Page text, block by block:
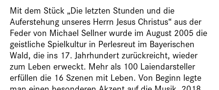
Mit dem Stück „Die letzten Stunden und die
Auferstehung unseres Herrn Jesus Christus“ aus der
Feder von Michael Sellner wurde im August 2005 die
geistliche Spielkultur in Perlesreut im Bayerischen
Wald, die ins 17. Jahrhundert zurückreicht, wieder
zum Leben erweckt. Mehr als 100 Laiendarsteller
erfüllen die 16 Szenen mit Leben. Von Beginn legte